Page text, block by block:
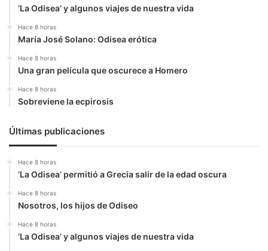
‘La Odisea’ y algunos viajes de nuestra vida
Hace 8 horas
María José Solano: Odisea erótica
Hace 8 horas
Una gran película que oscurece a Homero
Hace 8 horas
Sobreviene la ecpirosis
Últimas publicaciones
Hace 8 horas
‘La Odisea’ permitió a Grecia salir de la edad oscura
Hace 8 horas
Nosotros, los hijos de Odiseo
Hace 8 horas
‘La Odisea’ y algunos viajes de nuestra vida